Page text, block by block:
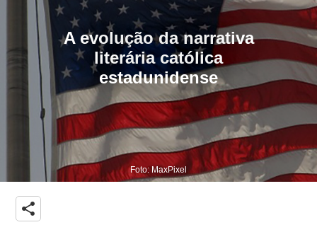
A evolução da narrativa
literária católica
estadunidense
Foto: MaxPixel
share